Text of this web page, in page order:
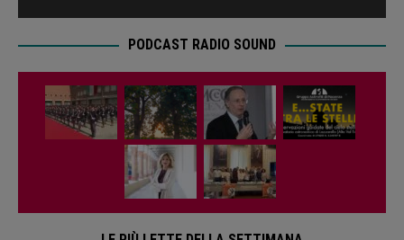
PODCAST RADIO SOUND